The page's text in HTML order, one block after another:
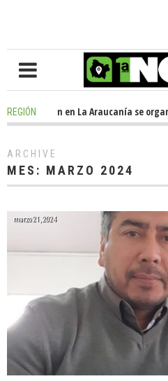
REGIÓN
- Oposición en La Araucanía se
ARCHIVE
MES: MARZO 2024
marzo 21, 2024